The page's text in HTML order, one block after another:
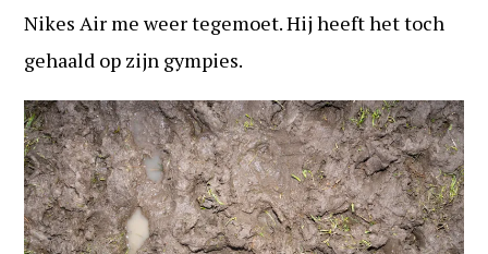
Nikes Air me weer tegemoet. Hij heeft het toch
gehaald op zijn gympies.